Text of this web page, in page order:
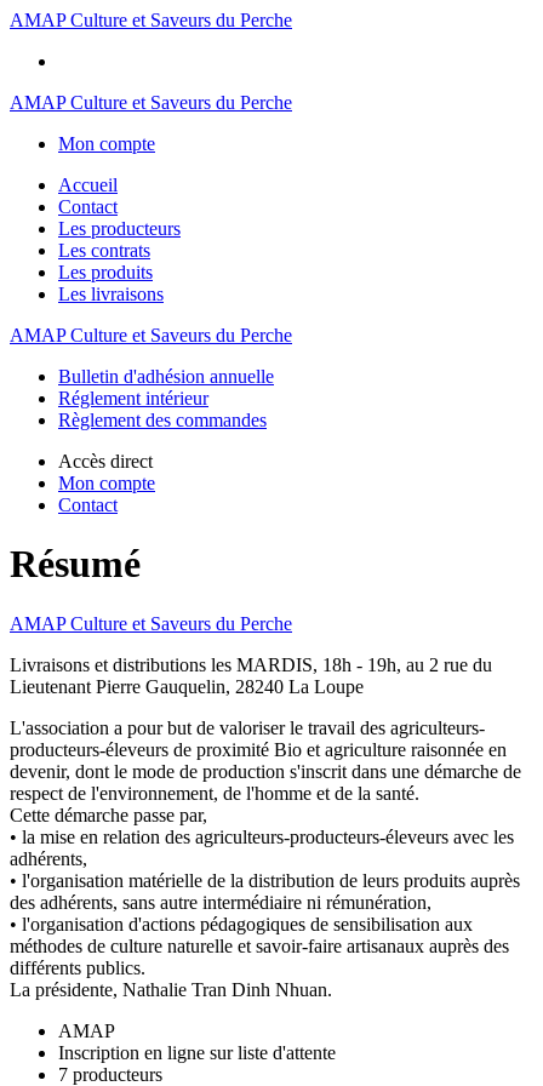
AMAP Culture et Saveurs du Perche
AMAP Culture et Saveurs du Perche
Mon compte
Accueil
Contact
Les producteurs
Les contrats
Les produits
Les livraisons
AMAP Culture et Saveurs du Perche
Bulletin d'adhésion annuelle
Réglement intérieur
Règlement des commandes
Accès direct
Mon compte
Contact
Résumé
AMAP Culture et Saveurs du Perche
Livraisons et distributions les MARDIS, 18h - 19h, au 2 rue du
Lieutenant Pierre Gauquelin, 28240 La Loupe
L'association a pour but de valoriser le travail des agriculteurs-
producteurs-éleveurs de proximité Bio et agriculture raisonnée en
devenir, dont le mode de production s'inscrit dans une démarche de
respect de l'environnement, de l'homme et de la santé.
Cette démarche passe par,
• la mise en relation des agriculteurs-producteurs-éleveurs avec les
adhérents,
• l'organisation matérielle de la distribution de leurs produits auprès
des adhérents, sans autre intermédiaire ni rémunération,
• l'organisation d'actions pédagogiques de sensibilisation aux
méthodes de culture naturelle et savoir-faire artisanaux auprès des
différents publics.
La présidente, Nathalie Tran Dinh Nhuan.
AMAP
Inscription en ligne sur liste d'attente
7 producteurs